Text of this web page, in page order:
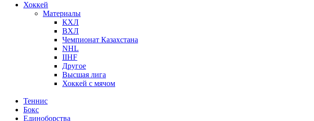
Хоккей
Материалы
КХЛ
ВХЛ
Чемпионат Казахстана
NHL
IIHF
Другое
Высшая лига
Хоккей с мячом
Теннис
Бокс
Единоборства